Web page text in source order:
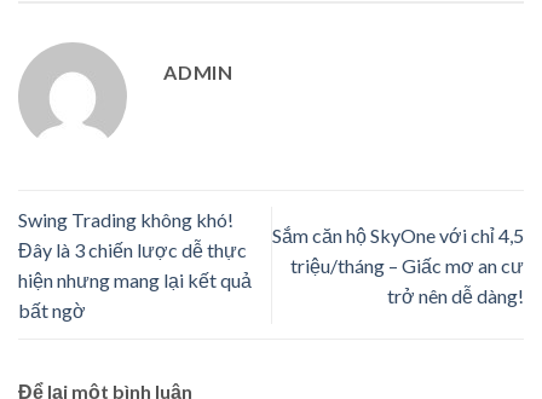
ADMIN
Swing Trading không khó!
Đây là 3 chiến lược dễ thực
hiện nhưng mang lại kết quả
bất ngờ
Sắm căn hộ SkyOne với chỉ 4,5
triệu/tháng – Giấc mơ an cư
trở nên dễ dàng!
Để lại một bình luận